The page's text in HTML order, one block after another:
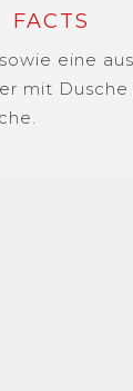
FACTS
eine
mit Dusche